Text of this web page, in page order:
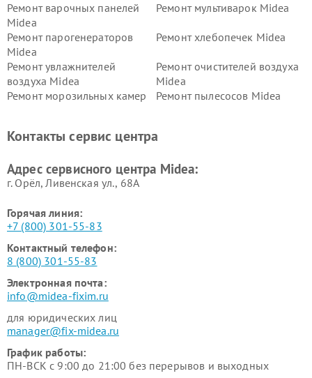
Ремонт варочных панелей
Midea
Ремонт мультиварок Midea
Ремонт парогенераторов
Midea
Ремонт хлебопечек Midea
Ремонт увлажнителей
воздуха Midea
Ремонт очистителей воздуха
Midea
Ремонт морозильных камер
Ремонт пылесосов Midea
пылесосов Midea
Midea
Контакты сервис центра
Адрес сервисного центра Midea:
г. Орёл, Ливенская ул., 68А
Горячая линия:
+7 (800) 301-55-83
Контактный телефон:
8 (800) 301-55-83
Электронная почта:
info@midea-fixim.ru
для юридических лиц
manager@fix-midea.ru
График работы:
ПН-ВСК с 9:00 до 21:00 без перерывов и выходных